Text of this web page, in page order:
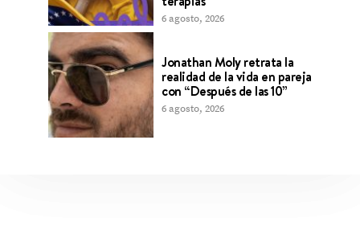
6 agosto, 2026
Jonathan Moly retrata la
realidad de la vida en pareja
con “Después de las 10”
6 agosto, 2026